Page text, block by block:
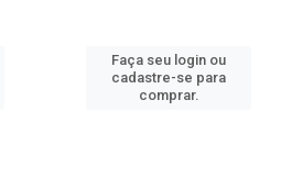
Faça seu login ou
cadastre-se para
comprar.